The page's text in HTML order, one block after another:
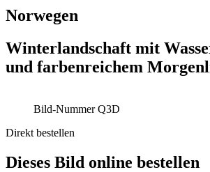
Norwegen
Winterlandschaft mit
und farbenreichem
Bild-Nummer Q3D
Direkt bestellen
Dieses Bild online bestellen